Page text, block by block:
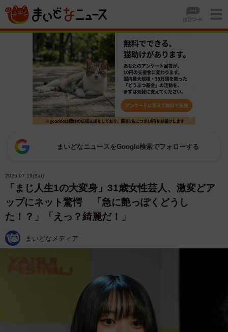
まいどなニュースをGoogle検索でフォローする
2025.07.19(Sat)
「まじ人生1の大変身」31歳女性芸人、激変どア
ップにネット驚愕 「急に艶っぽくどうし
た！？」「えっ？綺麗だ！」
まいどなメディア